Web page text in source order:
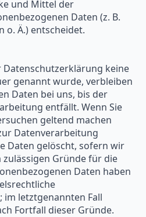
und Mittel der
Daten (z. B.
o. Ä.) entscheidet.
keine
genannt wurde, verbleiben
Daten bei uns, bis der
entfällt. Wenn Sie
geltend machen
Datenverarbeitung
Daten gelöscht, sofern wir
Gründe für die
Daten haben
letztgenannten Fall
Fortfall dieser Gründe.